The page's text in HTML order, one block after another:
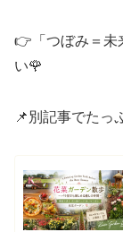
👉「つぼみ＝未
い🌹
📌別記事でたっ